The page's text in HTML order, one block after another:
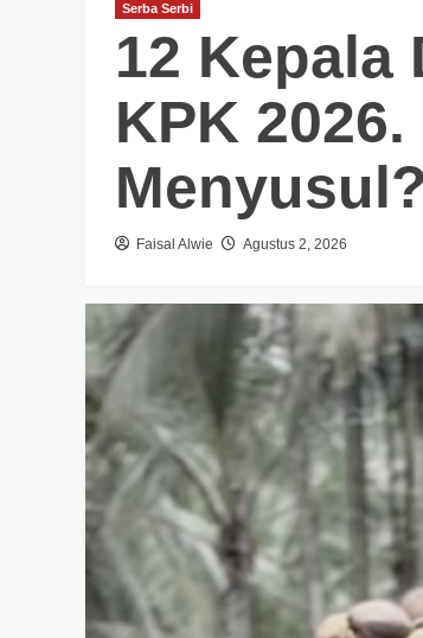
Serba Serbi
12 Kepala
KPK
Menyusul?
Faisal Alwie Agustus 2, 2026